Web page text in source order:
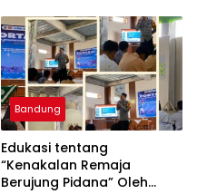
Bandung
Edukasi tentang
“Kenakalan Remaja
Berujung Pidana” Oleh